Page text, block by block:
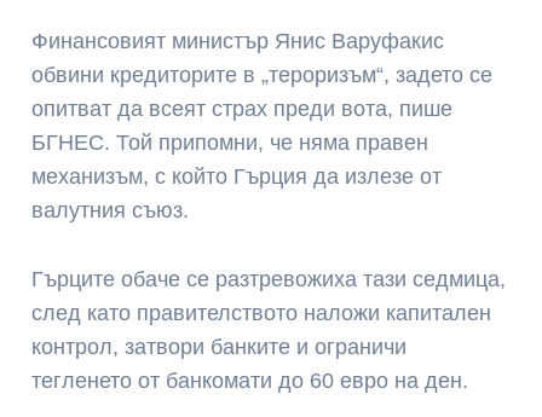
Финансовият министър Янис Варуфакис
обвини кредиторите в „тероризъм“, задето се
опитват да всеят страх преди вота, пише
БГНЕС. Той припомни, че няма правен
механизъм, с който Гърция да излезе от
валутния съюз.
Гърците обаче се разтревожиха тази седмица,
след като правителството наложи капитален
контрол, затвори банките и ограничи
тегленето от банкомати до 60 евро на ден.